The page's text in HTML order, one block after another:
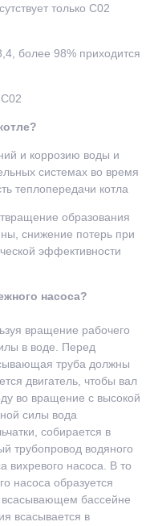
только С02
более 98% приходится
и коррозию воды и
системах во время
теплопередачи котла
образования
снижение потерь при
эффективности
насоса?
вращение рабочего
в воде. Перед
труба должны
двигатель, чтобы вал
во вращение с высокой
силы вода
собирается в
трубопровод водяного
вихревого насоса. В то
насоса образуется
всасывающем бассейне
всасывается в